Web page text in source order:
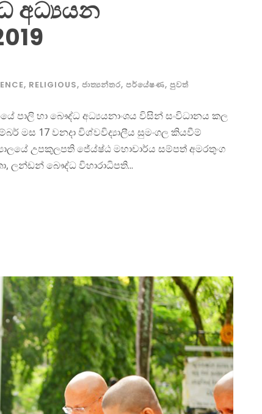
අධ්‍යයන
, RELIGIOUS, ජාත්‍යන්තර, පර්යේෂණ, පුවත්
පාලි හා බෞද්ධ අධ්‍යයනාංශය විසින් සංවිධානය කල
මස 17 වනදා විශ්වවිද්‍යාලීය සුමංගල කියවීම්
උපකුලපති ජේය්ෂ්ඨ මහාචාර්ය සම්පත් අමරතුංග
ලන්ඩන් බෞද්ධ විහාරාධිපති...